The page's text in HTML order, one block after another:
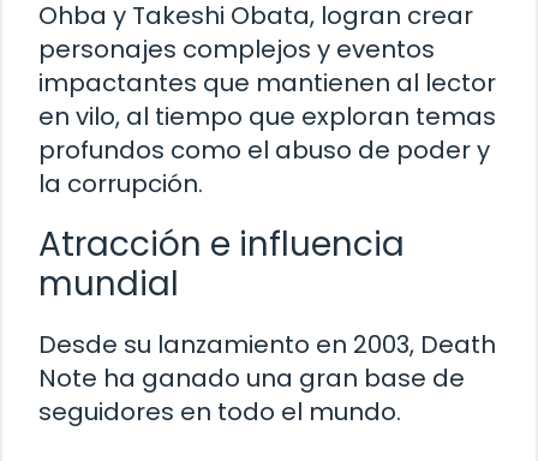
Ohba y Takeshi Obata, logran crear
personajes complejos y eventos
impactantes que mantienen al lector
en vilo, al tiempo que exploran temas
profundos como el abuso de poder y
la corrupción.
Atracción e influencia
mundial
Desde su lanzamiento en 2003, Death
Note ha ganado una gran base de
seguidores en todo el mundo.